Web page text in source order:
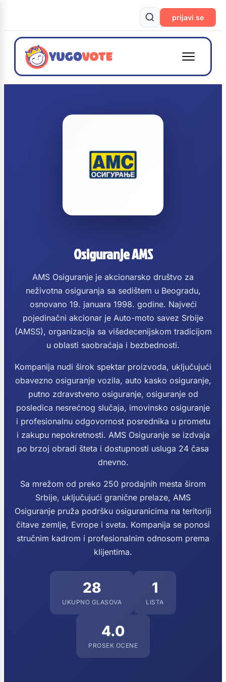
prijavi se
Osiguranje AMS
AMS Osiguranje je akcionarsko društvo za
neživotna osiguranja sa sedištem u Beogradu,
osnovano 19. januara 1998. godine. Najveći
pojedinačni akcionar je Auto-moto savez Srbije
(AMSS), organizacija sa višedecenijskom tradicijom
u oblasti saobraćaja i bezbednosti.
Kompanija nudi širok spektar proizvoda, uključujući
obavezno osiguranje vozila, auto kasko osiguranje,
putno zdravstveno osiguranje, osiguranje od
posledica nesrećnog slučaja, imovinsko osiguranje
i profesionalnu odgovornost posrednika u prometu
i zakupu nepokretnosti. AMS Osiguranje se izdvaja
po brzoj obradi šteta i dostupnosti usluga 24 časa
dnevno.
Sa mrežom od preko 250 prodajnih mesta širom
Srbije, uključujući granične prelaze, AMS
Osiguranje pruža podršku osiguranicima na teritoriji
čitave zemlje, Evrope i sveta. Kompanija se ponosi
stručnim kadrom i profesionalnim odnosom prema
klijentima.
28
UKUPNO GLASOVA
1
LISTA
4.0
PROSEK OCENE